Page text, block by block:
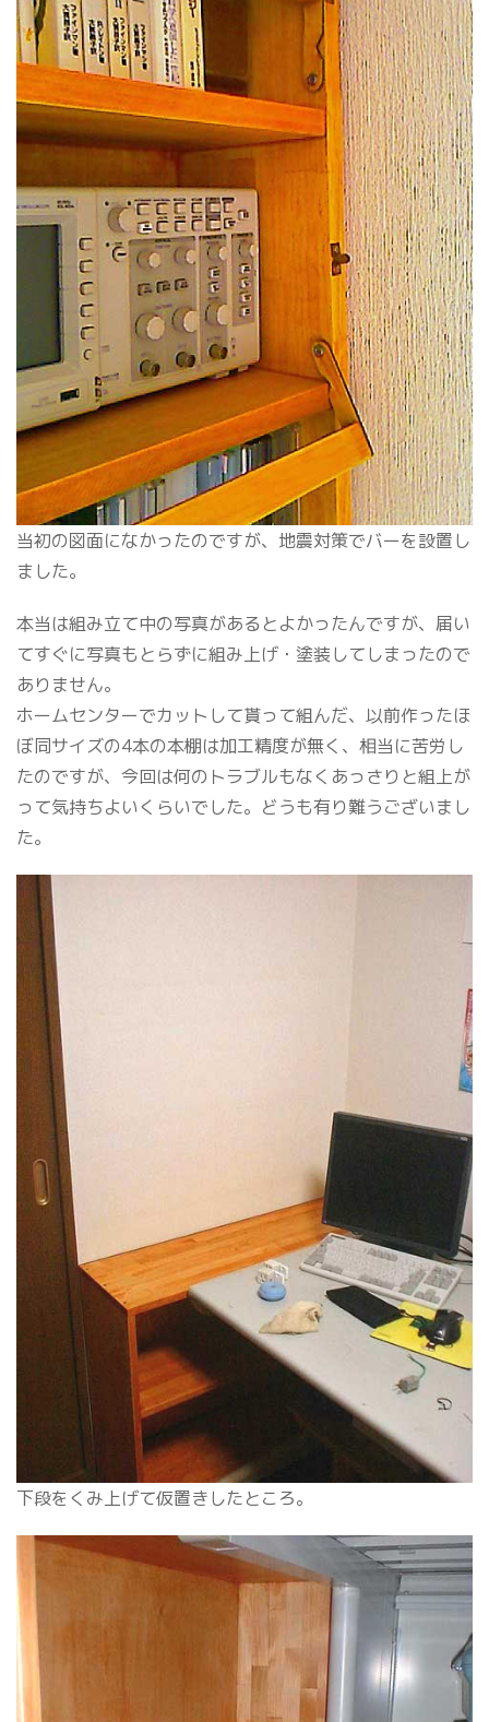
当初の図面になかったのですが、地震対策でバーを設置し
ました。
本当は組み立て中の写真があるとよかったんですが、届い
てすぐに写真もとらずに組み上げ・塗装してしまったので
ありません。
ホームセンターでカットして貰って組んだ、以前作ったほ
ぼ同サイズの4本の本棚は加工精度が無く、相当に苦労し
たのですが、今回は何のトラブルもなくあっさりと組上が
って気持ちよいくらいでした。どうも有り難うございまし
た。
下段をくみ上げて仮置きしたところ。